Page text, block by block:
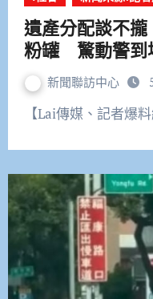
遺產分配談不
粉罐 驚動警到
新聞聯訪中心
【Lai傳媒、記者